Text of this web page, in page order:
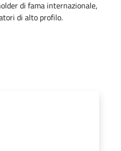
di fama internazionale,
di alto profilo.